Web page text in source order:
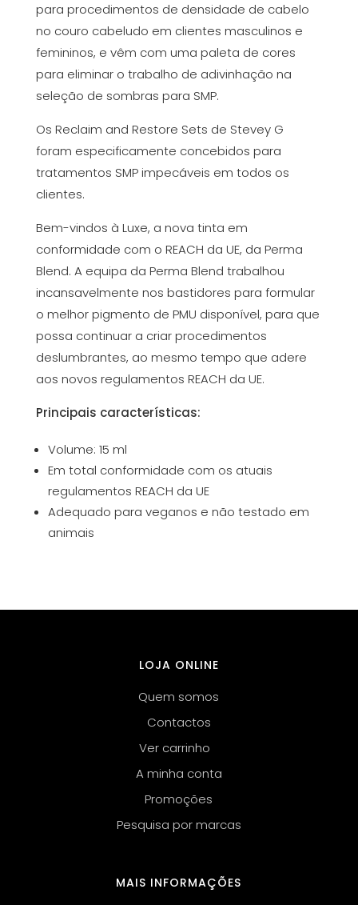
para procedimentos de densidade de cabelo
no couro cabeludo em clientes masculinos e
femininos, e vêm com uma paleta de cores
para eliminar o trabalho de adivinhação na
seleção de sombras para SMP.
Os Reclaim and Restore Sets de Stevey G
foram especificamente concebidos para
tratamentos SMP impecáveis em todos os
clientes.
Bem-vindos à Luxe, a nova tinta em
conformidade com o REACH da UE, da Perma
Blend. A equipa da Perma Blend trabalhou
incansavelmente nos bastidores para formular
o melhor pigmento de PMU disponível, para que
possa continuar a criar procedimentos
deslumbrantes, ao mesmo tempo que adere
aos novos regulamentos REACH da UE.
Principais características:
Volume: 15 ml
Em total conformidade com os atuais
regulamentos REACH da UE
Adequado para veganos e não testado em
animais
LOJA ONLINE
Quem somos
Contactos
Ver carrinho
A minha conta
Promoções
Pesquisa por marcas
MAIS INFORMAÇÕES